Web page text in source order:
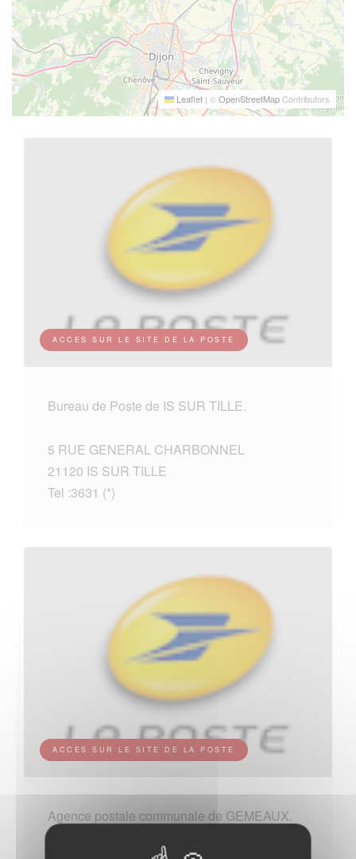
Leaflet | ©OpenStreetMapContributors
ACCES SUR LE SITE DE LA POSTE
Bureau de Poste de IS SUR TILLE.
5 RUE GENERAL CHARBONNEL
21120 IS SUR TILLE
Tel :3631 (*)
ACCES SUR LE SITE DE LA POSTE
Agence postale communale de GEMEAUX.